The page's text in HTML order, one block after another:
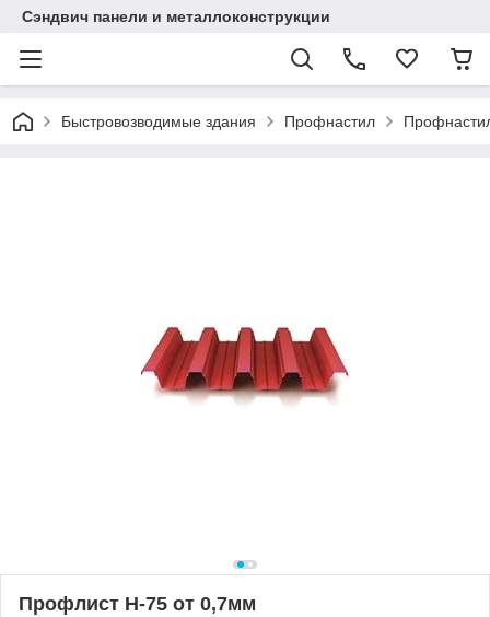
Сэндвич панели и металлоконструкции
Быстровозводимые здания Профнастил
Профлист Н-75 от 0,7мм